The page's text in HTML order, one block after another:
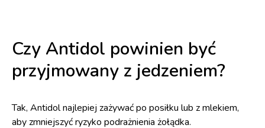
Czy Antidol powinien być
przyjmowany z jedzeniem?
Tak, Antidol najlepiej zażywać po posiłku lub z mlekiem,
aby zmniejszyć ryzyko podrażnienia żołądka.